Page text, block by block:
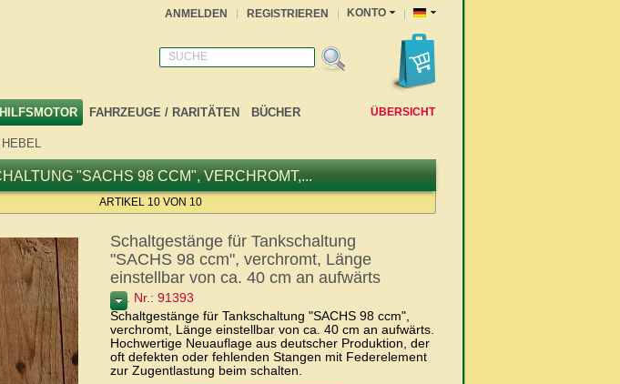
KONTO
ANMELDEN REGISTRIEREN
FAHRZEUGE / RARITÄTEN BÜCHER
SUCHE
ÜBERSICHT
"SACHS 98 CCM", VERCHROMT,...
ARTIKEL 10 VON 10
Schaltgestänge für Tankschaltung
"SACHS 98 ccm", verchromt, Länge
einstellbar von ca. 40 cm an aufwärts
Art. Nr.: 91393
Schaltgestänge für Tankschaltung "SACHS 98 ccm",
verchromt, Länge einstellbar von ca. 40 cm an aufwärts.
Hochwertige Neuauflage aus deutscher Produktion, der
oft defekten oder fehlenden Stangen mit Federelement
zur Zugentlastung beim schalten.